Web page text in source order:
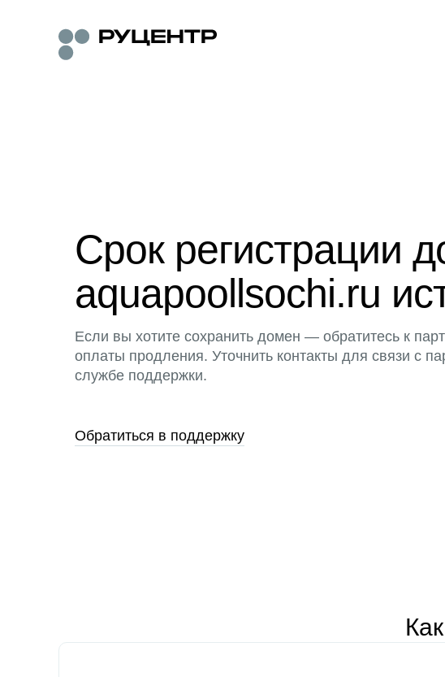
Срок регистрации
aquapoollsochi.ru
Если вы хотите сохранить домен — обратитесь к
оплаты продления. Уточнить контакты для связи с
службе поддержки.
Обратиться в поддержку